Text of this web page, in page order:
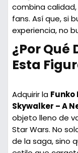
combina
fans. Así que, si
experiencia, no
¿Por
Esta
Adquirir la Funko
Skywalker – A
objeto lleno de
Star Wars. No
de la saga, sino